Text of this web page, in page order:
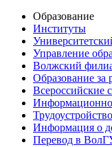
Образование
Институты
Управление
Волжский
Образование за
Всероссийские
Информация о
Перевод в